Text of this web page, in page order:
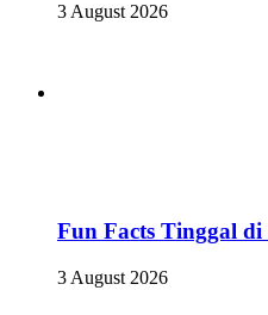
3 August 2026
Fun Facts Tinggal
3 August 2026